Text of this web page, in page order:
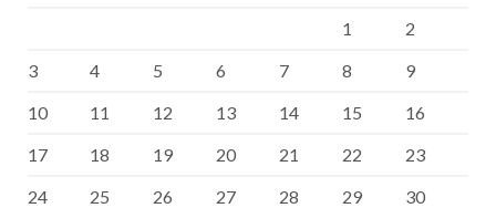
1
2
3
4 5 6 7 8
9
10
11 12 13 14 15
16
17
18 19 20 21 22
23
24
25 26 27 28 29
30